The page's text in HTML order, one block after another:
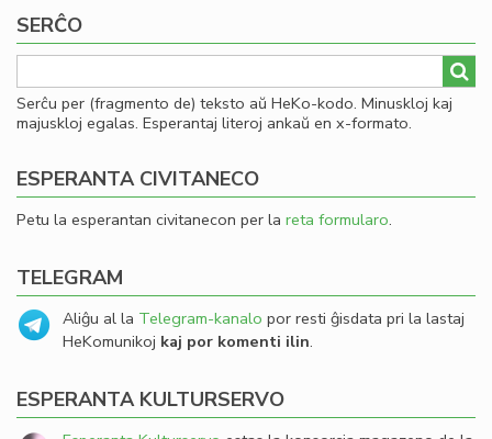
SERĈO
Serĉu per (fragmento de) teksto aŭ HeKo-kodo. Minuskloj kaj
majuskloj egalas. Esperantaj literoj ankaŭ en x-formato.
ESPERANTA CIVITANECO
Petu la esperantan civitanecon per la reta formularo.
TELEGRAM
Aliĝu al la Telegram-kanalo por resti ĝisdata pri la lastaj
HeKomunikoj kaj por komenti ilin.
ESPERANTA KULTURSERVO